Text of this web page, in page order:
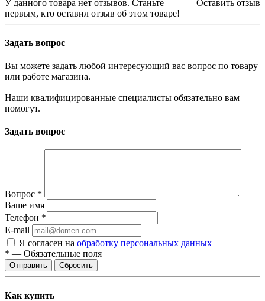
Оставить отзыв
У данного товара нет отзывов. Станьте
первым, кто оставил отзыв об этом товаре!
Задать вопрос
Вы можете задать любой интересующий вас вопрос по товару
или работе магазина.
Наши квалифицированные специалисты обязательно вам
помогут.
Задать вопрос
Вопрос *
Ваше имя
Телефон *
E-mail
Я согласен на обработку персональных данных
* — Обязательные поля
Отправить Сбросить
Как купить